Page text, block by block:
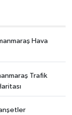
Hava
Trafik